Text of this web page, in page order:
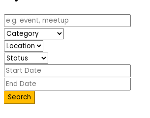
Search